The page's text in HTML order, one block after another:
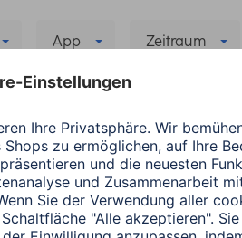
App Zeitraum
App